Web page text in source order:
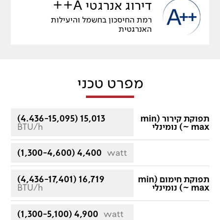
דירוג אנרגטי A++
רמת החיסכון בחשמל והיעילות
האנרגטית
מפרט טכני
תפוקת קירור (min
~ max) נומינלי
(4.436-15,095) 15,013
BTU/h
(1,300-4,600) 4,400 watt
תפוקת חימום (min
~ max) נומינלי
(4,436-17,401) 16,719
BTU/h
(1,300-5,100) 4,900 watt